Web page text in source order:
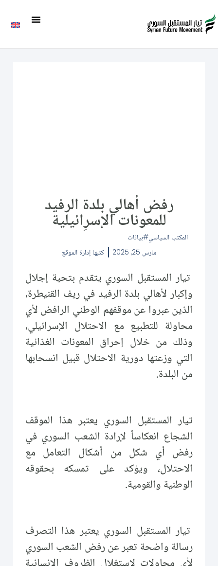
رفض أهالي بلدة الرفيد
للمعونات الإسرِائيلية
المكتب السياسي بيانات
مارس 25, 2025
كتبها إدارة الموقع
تيار المستقبل السوري يتقدم بتحية إجلال
وإكبار لأهالي بلدة الرفيد في ريف القنيطرة،
الذين عبروا عن موقفهم الوطني الرافض لأي
محاولة للتطبيع مع الاحتلال الإسرائيلي،
وذلك من خلال إحراق المعونات الغذائية
التي وزعتها دورية الاحتلال قبيل انسحابها
من البلدة.
تيار المستقبل السوري يعتبر هذا الموقف
الشجاع انعكاساً لإرادة الشعب السوري في
رفض أي شكل من أشكال التعامل مع
الاحتلال، ويؤكد على تمسكه بحقوقه
الوطنية والقومية.
تيار المستقبل السوري يعتبر هذا التصرف
رسالة واضحة تعبر عن رفض الشعب السوري